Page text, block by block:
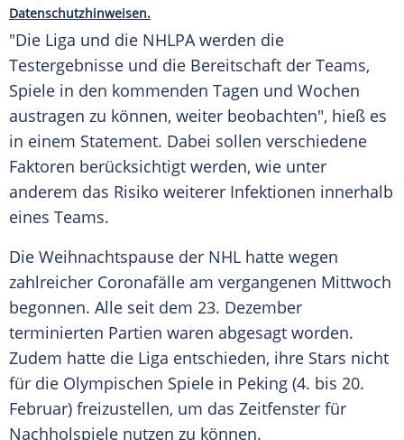
Datenschutzhinweisen.
"Die Liga und die NHLPAwerden die
Testergebnisse und die Bereitschaft der Teams,
Spiele in den kommenden Tagen und Wochen
austragen zu können, weiter beobachten", hieß es
in einem Statement. Dabei sollen verschiedene
Faktoren berücksichtigt werden, wie unter
anderem das Risiko weiterer Infektionen innerhalb
eines Teams.
Die Weihnachtspause der NHL hatte wegen
zahlreicher Coronafälle am vergangenen Mittwoch
begonnen. Alle seit dem 23. Dezember
terminierten Partien waren abgesagt worden.
Zudem hatte die Liga entschieden, ihre Stars nicht
für die Olympischen Spiele in Peking (4. bis 20.
Februar) freizustellen, um das Zeitfenster für
Nachholspiele nutzen zu können.